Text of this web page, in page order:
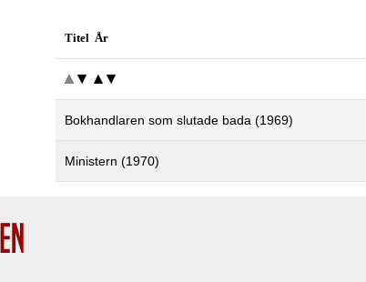
Titel År
Bokhandlaren som slutade bada (1969)
Ministern (1970)